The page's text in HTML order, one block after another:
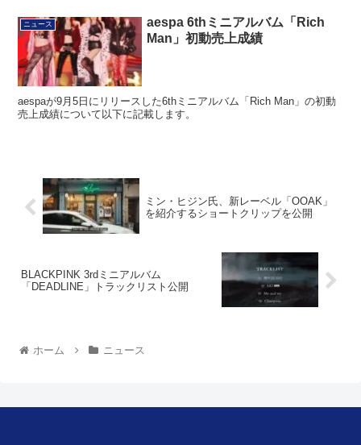
ニュース
aespa 6thミニアルバム「Rich
Man」初動売上成績
aespaが9月5日にリリースした6thミニアルバム「Rich Man」の初動
売上成績について以下に記載します。
ミン・ヒジン氏、新レーベル「OOAK」
を紹介するショートクリップを公開
BLACKPINK 3rdミニアルバム
「DEADLINE」トラックリスト公開
ホーム ニュース